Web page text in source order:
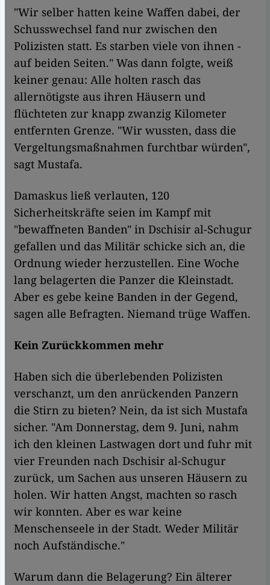
"Wir selber hatten keine Waffen dabei, der
Schusswechsel fand nur zwischen den
Polizisten statt. Es starben viele von ihnen -
auf beiden Seiten." Was dann folgte, weiß
keiner genau: Alle holten rasch das
allernötigste aus ihren Häusern und
flüchteten zur knapp zwanzig Kilometer
entfernten Grenze. "Wir wussten, dass die
Vergeltungsmaßnahmen furchtbar würden",
sagt Mustafa.
Damaskus ließ verlauten, 120
Sicherheitskräfte seien im Kampf mit
"bewaffneten Banden" in Dschisir al-Schugur
gefallen und das Militär schicke sich an, die
Ordnung wieder herzustellen. Eine Woche
lang belagerten die Panzer die Kleinstadt.
Aber es gebe keine Banden in der Gegend,
sagen alle Befragten. Niemand trüge Waffen.
Kein Zurückkommen mehr
Haben sich die überlebenden Polizisten
verschanzt, um den anrückenden Panzern
die Stirn zu bieten? Nein, da ist sich Mustafa
sicher. "Am Donnerstag, dem 9. Juni, nahm
ich den kleinen Lastwagen dort und fuhr mit
vier Freunden nach Dschisir al-Schugur
zurück, um Sachen aus unseren Häusern zu
holen. Wir hatten Angst, machten so rasch
wir konnten. Aber es war keine
Menschenseele in der Stadt. Weder Militär
noch Aufständische."
Warum dann die Belagerung? Ein älterer